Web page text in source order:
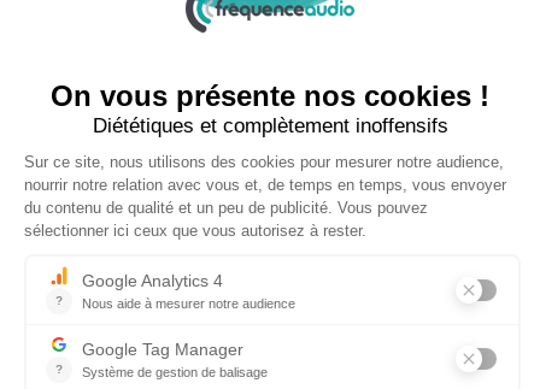
25 FÉVRIER 2025
Audition Conseil
27 MARS 2024
Copyright © 2026 | Tous droits réservés |
Politique de confidentialité|Plan du site Visiperf